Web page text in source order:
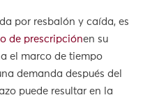
por resbalón y caída, es
de prescripciónen su
el marco de tiempo
demanda después del
puede resultar en la